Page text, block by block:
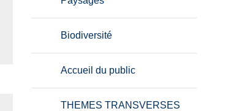
Biodiversité
Accueil du public
THEMES TRANSVERSES